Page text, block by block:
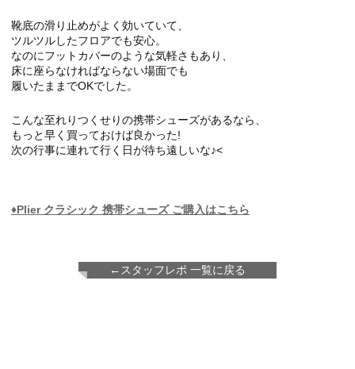
靴底の滑り止めがよく効いていて、
ツルツルしたフロアでも安心。
なのにフットカバーのような気軽さもあり、
床に座らなければならない場面でも
履いたままでOKでした。
こんな至れりつくせりの携帯シューズがあるなら、
もっと早く買っておけば良かった!
次の行事に連れて行く日が待ち遠しいな♪<
♦Plier クラシック 携帯シューズ ご購入はこちら
←スタッフレポ 一覧に戻る